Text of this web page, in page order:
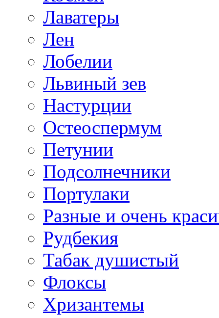
Лаватеры
Лен
Лобелии
Львиный зев
Настурции
Остеоспермум
Петунии
Подсолнечники
Портулаки
Разные и очень
Рудбекия
Табак душистый
Флоксы
Хризантемы